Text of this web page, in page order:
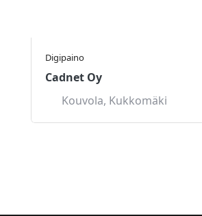
Digipaino
Cadnet Oy
Kouvola, Kukkomäki